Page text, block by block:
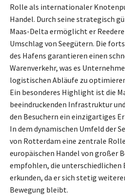
Rolle als internationaler
Handel. Durch seine strategisch
Maas-Delta ermöglicht er
Umschlag von Seegütern. Die
des Hafens garantieren einen
Warenverkehr, was es
logistischen Abläufe zu
Ein besonderes Highlight ist die
beeindruckenden Infrastruktur
den Besuchern ein einzigartiges
In dem dynamischen Umfeld der
von Rotterdam eine zentrale
europäischen Handel von großer
empfohlen, die unterschiedlichen
erkunden, da er sich stetig
Bewegung bleibt.